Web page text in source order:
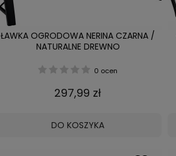
ŁAWKA OGRODOWA NERINA CZARNA /
NATURALNE DREWNO
0 ocen
297,99 zł
DO KOSZYKA